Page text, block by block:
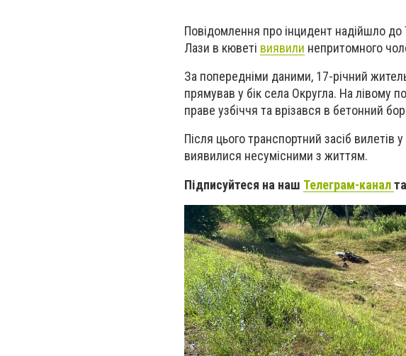
Повідомлення про інцидент надійшло до
Лази в кюветі виявили непритомного
За попередніми даними, 17-річний
прямував у бік села Округла. На лівому
праве узбіччя та врізався в бетонний
Після цього транспортний засіб вилетів
виявилися несумісними з життям.
Підписуйтеся на наш Телеграм-канал